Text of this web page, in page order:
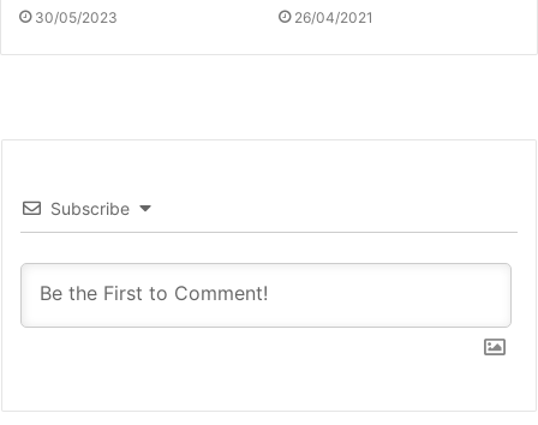
30/05/2023 26/04/2021
Subscribe